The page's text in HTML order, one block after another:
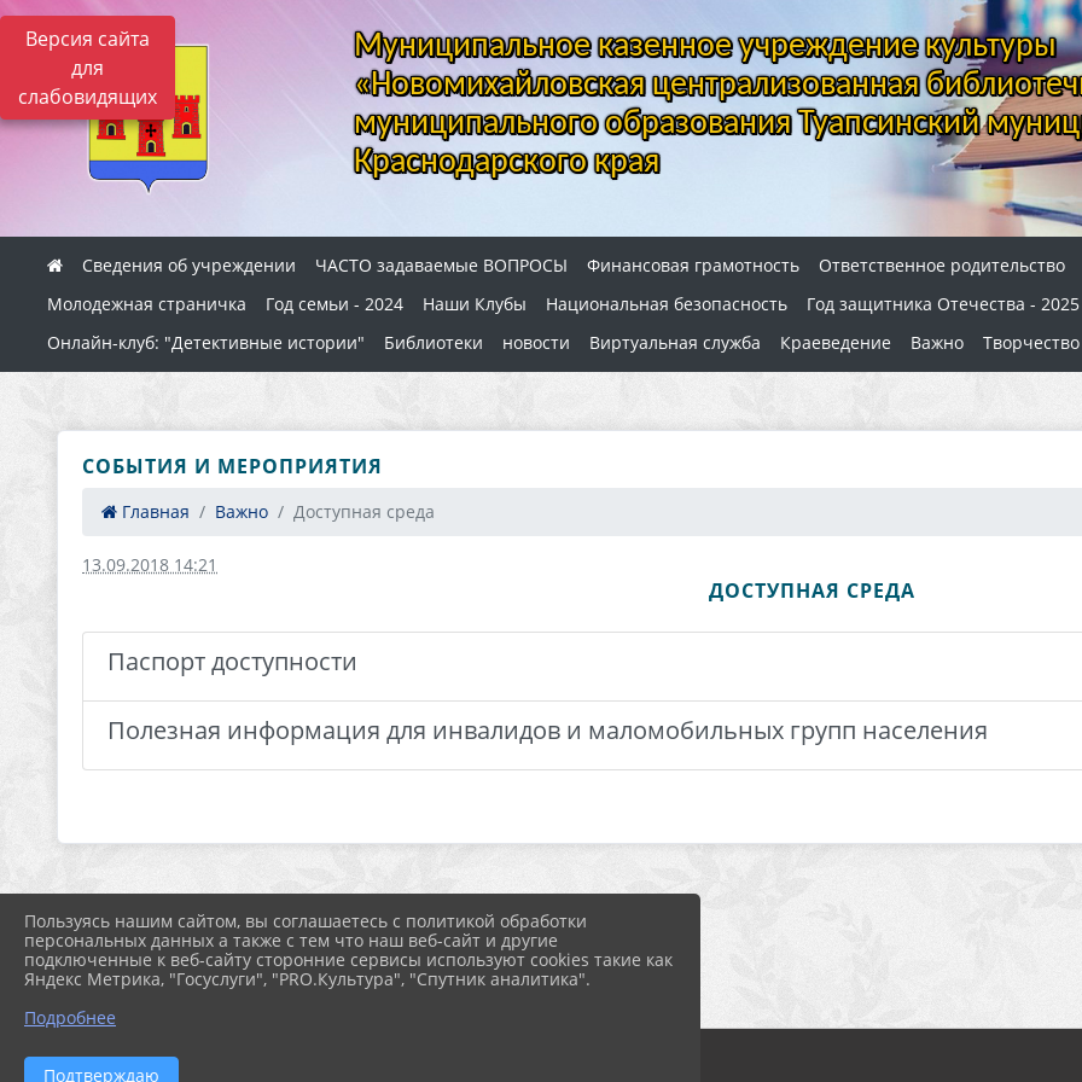
Версия сайта
для
слабовидящих
Муниципальное казенное учреждение культуры
«Новомихайловская централизованная
муниципального образования Туапсинский
Краснодарского края
Сведения об учреждении ЧАСТО задаваемые ВОПРОСЫ Финансовая грамотность
Ответственное родительство
Молодежная страничка
Год семьи - 2024 Наши Клубы Национальная безопасность
Год защитника Отечества - 2025
Онлайн-клуб: "Детективные истории"
Библиотеки новости Виртуальная служба Краеведение Важно
СОБЫТИЯ И МЕРОПРИЯТИЯ
Главная Важно Доступная среда
13.09.2018 14:21
ДОСТУПНАЯ СРЕДА
Паспорт доступности
Полезная информация для инвалидов и маломобильных групп населения
Пользуясь нашим сайтом, вы соглашаетесь с политикой обработки
персональных данных а также с тем что наш веб-сайт и другие
подключенные к веб-сайту сторонние сервисы используют cookies такие как
Яндекс Метрика, "Госуслуги", "PRO.Культура", "Спутник аналитика".
Подробнее
Подтверждаю